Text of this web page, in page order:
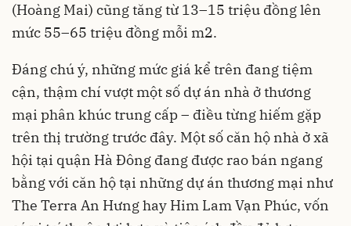
(Hoàng Mai) cũng tăng từ 13–15 triệu đồng lên
mức 55–65 triệu đồng mỗi m2.
Đáng chú ý, những mức giá kể trên đang tiệm
cận, thậm chí vượt một số dự án nhà ở thương
mại phân khúc trung cấp – điều từng hiếm gặp
trên thị trường trước đây. Một số căn hộ nhà ở xã
hội tại quận Hà Đông đang được rao bán ngang
bằng với căn hộ tại những dự án thương mại như
The Terra An Hưng hay Him Lam Vạn Phúc, vốn